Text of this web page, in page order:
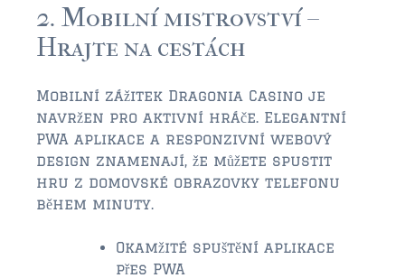
$1,000,000 – $2,000,000
$2,000,000 and up
PONTE VEDRA / NOCATEE
$150,000 – $300,000
$350,000 – $500,000
$500,000 = $750,000
2. Mobilní mistrovství –
Hrajte na cestách
Mobilní zážitek Dragonia Casino je
navržen pro aktivní hráče. Elegantní
PWA aplikace a responzivní webový
design znamenají, že můžete spustit
hru z domovské obrazovky telefonu
během minuty.
Okamžité spuštění aplikace
přes PWA